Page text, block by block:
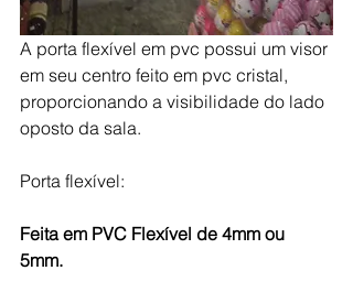
A porta flexível em pvc possui um visor
em seu centro feito em pvc cristal,
proporcionando a visibilidade do lado
oposto da sala.
Porta flexível:
Feita em PVC Flexível de 4mm ou
5mm.